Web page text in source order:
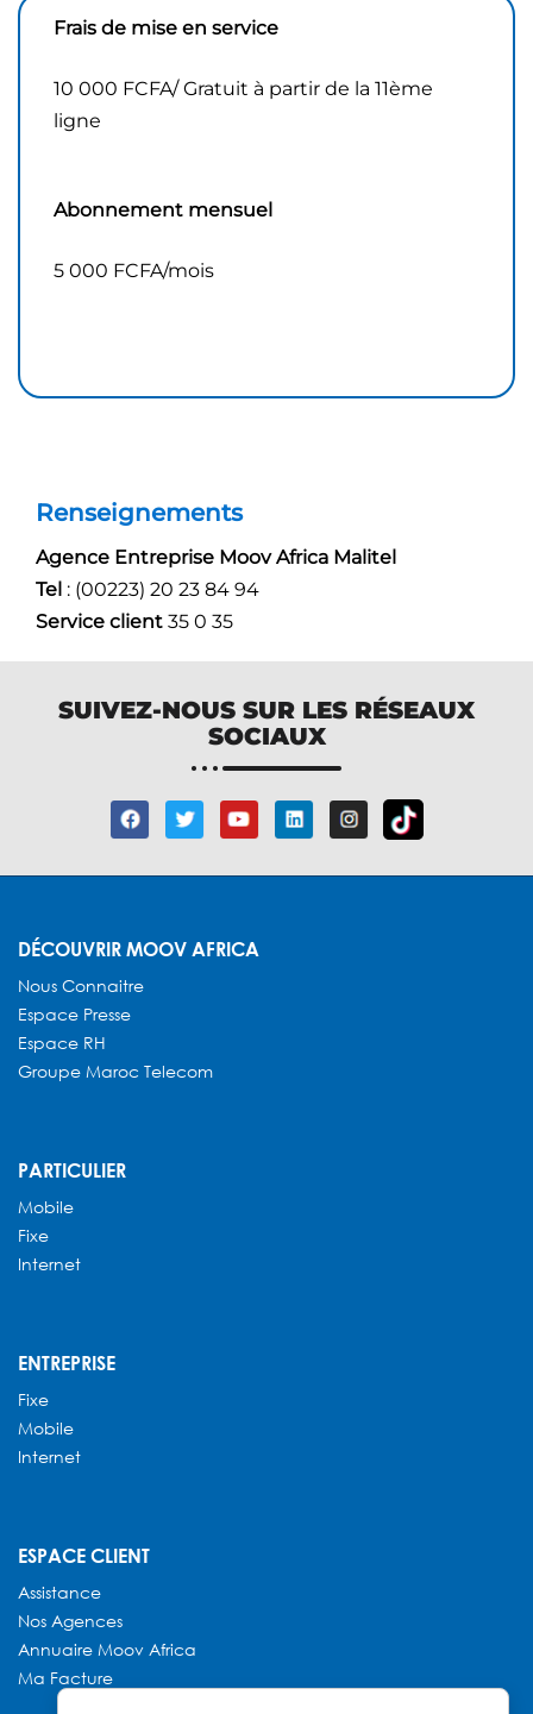
Frais de mise en service
10 000 FCFA/ Gratuit à partir de la 11ème
ligne
Abonnement mensuel
5 000 FCFA/mois
Renseignements
Agence Entreprise Moov Africa Malitel
Tel : (00223) 20 23 84 94
Service client 35 0 35
SUIVEZ-NOUS SUR LES RÉSEAUX
SOCIAUX
DÉCOUVRIR MOOV AFRICA
Nous Connaitre
Espace Presse
Espace RH
Groupe Maroc Telecom
PARTICULIER
Mobile
Fixe
Internet
ENTREPRISE
Fixe
Mobile
Internet
ESPACE CLIENT
Assistance
Nos Agences
Annuaire Moov Africa
Ma Facture